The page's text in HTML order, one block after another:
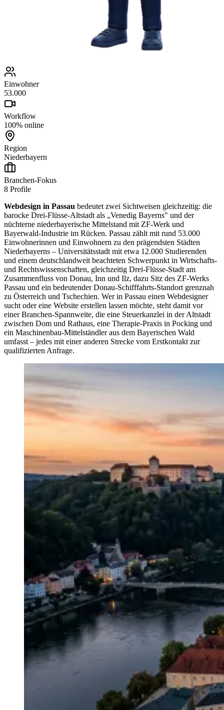
Einwohner
53.000
Workflow
100% online
Region
Niederbayern
Branchen-Fokus
8 Profile
Webdesign in Passau bedeutet zwei Sichtweisen gleichzeitig: die
barocke Drei-Flüsse-Altstadt als „Venedig Bayerns" und der
nüchterne niederbayerische Mittelstand mit ZF-Werk und
Bayerwald-Industrie im Rücken. Passau zählt mit rund 53.000
Einwohnerinnen und Einwohnern zu den prägendsten Städten
Niederbayerns – Universitätsstadt mit etwa 12.000 Studierenden
und einem deutschlandweit beachteten Schwerpunkt in Wirtschafts-
und Rechtswissenschaften, gleichzeitig Drei-Flüsse-Stadt am
Zusammenfluss von Donau, Inn und Ilz, dazu Sitz des ZF-Werks
Passau und ein bedeutender Donau-Schifffahrts-Standort grenznah
zu Österreich und Tschechien. Wer in Passau einen Webdesigner
sucht oder eine Website erstellen lassen möchte, steht damit vor
einer Branchen-Spannweite, die eine Steuerkanzlei in der Altstadt
zwischen Dom und Rathaus, eine Therapie-Praxis in Pocking und
ein Maschinenbau-Mittelständler aus dem Bayerischen Wald
umfasst – jedes mit einer anderen Strecke vom Erstkontakt zur
qualifizierten Anfrage.